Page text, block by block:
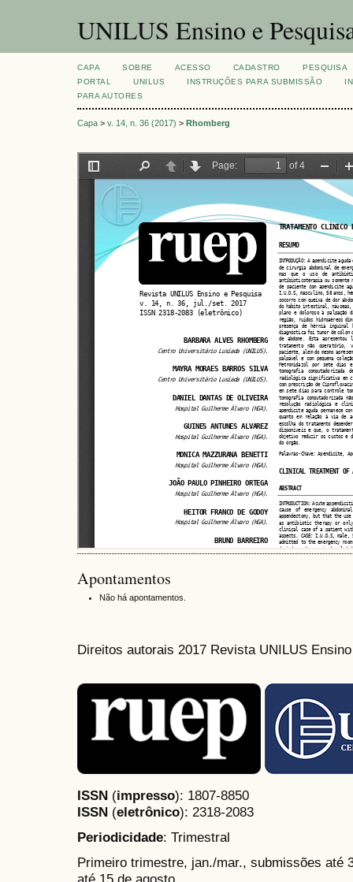
UNILUS Ensino e
CAPA SOBRE ACESSO CADASTRO
PESQUISA
PORTAL
UNILUS INSTRUÇÕES PARA SUBMISSÃO
PARA AUTORES
Capa > v. 14, n. 36 (2017) > Rhomberg
Apontamentos
Não há apontamentos.
Direitos autorais 2017 Revista UNILUS
ISSN (impresso): 1807-8850
ISSN (eletrônico): 2318-2083
Periodicidade: Trimestral
Primeiro trimestre, jan./mar., submissões até